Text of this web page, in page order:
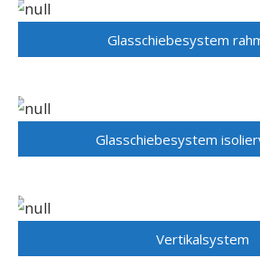
Glasschiebesystem
Glasschiebesystem
Vertikalsystem